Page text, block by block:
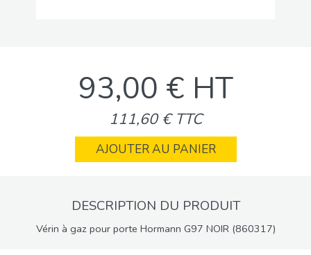
93,00 € HT
111,60 € TTC
AJOUTER AU PANIER
DESCRIPTION DU PRODUIT
Vérin à gaz pour porte Hormann G97 NOIR (860317)